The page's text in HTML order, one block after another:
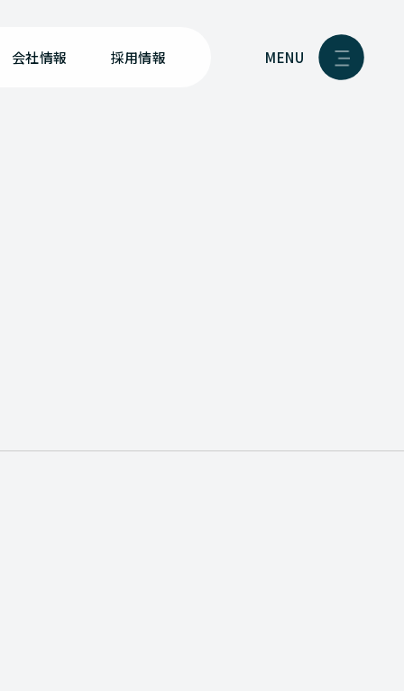
会社情報 採用情報 MENU